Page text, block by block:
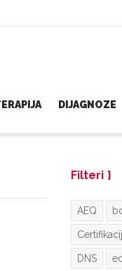
DIJAGNOZE
Filteri
AEQ
DNS